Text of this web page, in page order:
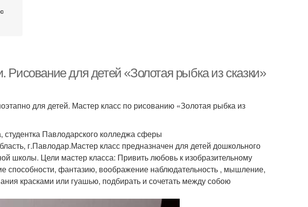
Рисование для детей «Золотая рыбка из сказки»
для детей. Мастер класс по рисованию «Золотая рыбка из
Павлодарского колледжа сферы
г.Павлодар.Мастер класс предназначен для детей дошкольного
школы. Цели мастер класса: Привить любовь к изобразительному
способности, фантазию, воображение наблюдательность , мышление,
красками или гуашью, подбирать и сочетать между собою